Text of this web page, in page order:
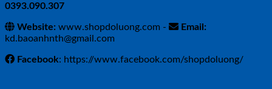
0393.090.307
Website: www.shopdoluong.com -
Email:
kd.baoanhnth@gmail.com
Facebook: https://www.facebook.com/shopdoluong/